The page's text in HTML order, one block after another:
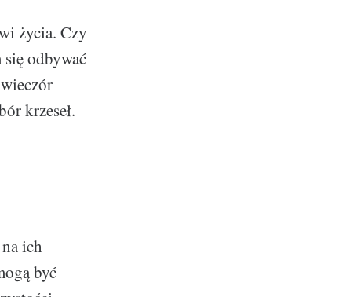
życia. Czy
się odbywać
krzeseł.
ich
być